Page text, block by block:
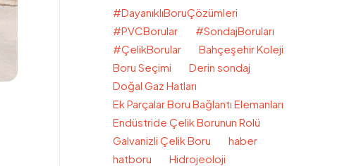
#DayanıklıBoruÇözümleri
#PVCBorular
#SondajBoruları
#ÇelikBorular
Bahçeşehir Koleji
Boru Seçimi
Derin sondaj
Doğal Gaz Hatları
Ek Parçalar Boru Bağlantı Elemanları
Endüstride Çelik Borunun Rolü
Galvanizli Çelik Boru
haber
hatboru
Hidrojeoloji